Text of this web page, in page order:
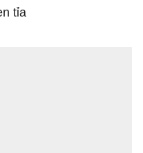
tỉa